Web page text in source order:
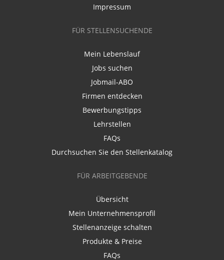
Impressum
FÜR STELLENSUCHENDE
Mein Lebenslauf
Jobs suchen
Jobmail-ABO
Firmen entdecken
Bewerbungstipps
Lehrstellen
FAQs
Durchsuchen Sie den Stellenkatalog
FÜR ARBEITGEBENDE
Übersicht
Mein Unternehmensprofil
Stellenanzeige schalten
Produkte & Preise
FAQs